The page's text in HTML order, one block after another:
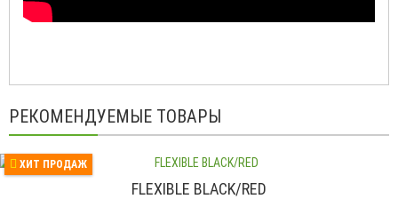
РЕКОМЕНДУЕМЫЕ ТОВАРЫ
ХИТ ПРОДАЖ
FLEXIBLE BLACK/RED